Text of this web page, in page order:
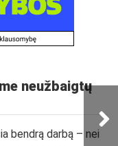
neužbaigtų
bendrą darbą – nei